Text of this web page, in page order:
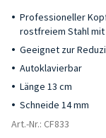
Professioneller
rostfreiem Stahl
Geeignet zur
Autoklavierbar
Länge 13 cm
Schneide 14 mm
Art.-Nr.: CF833